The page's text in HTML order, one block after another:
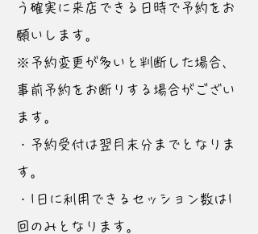
う確実に来店できる日時で予約をお
願いします。
​​※予約変更が多いと判断した場合、
事前予約をお断りする場合がござい
ます。
・予約受付は翌月末分までとなりま
す。
・1日に利用できるセッション数は1
回のみとなります。